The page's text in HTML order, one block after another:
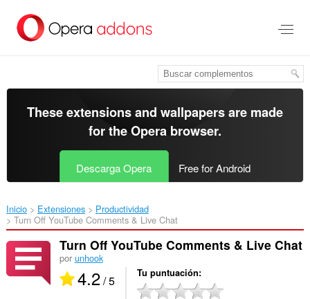
contenido
These extensions and wallpapers are made
for theOpera browser.
Descarga Opera Free for Android
Inicio Extensiones
Productividad
Turn Off YouTube Comments & Live Chat‎
Turn Off YouTube Comments & Live Chat
por unhook
4.2/ 5 Tu puntuación